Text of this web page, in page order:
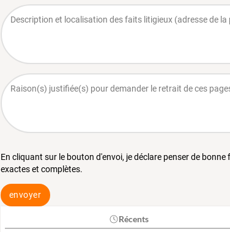
En cliquant sur le bouton d'envoi, je déclare penser de
exactes et complètes.
envoyer
Récents